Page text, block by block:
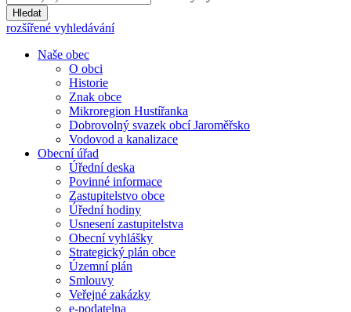
Hledat
rozšířené vyhledávání
Naše obec
O obci
Historie
Znak obce
Mikroregion Hustířanka
Dobrovolný svazek obcí Jaroměřsko
Vodovod a kanalizace
Obecní úřad
Úřední deska
Povinné informace
Zastupitelstvo obce
Úřední hodiny
Usnesení zastupitelstva
Obecní vyhlášky
Strategický plán obce
Územní plán
Smlouvy
Veřejné zakázky
e-podatelna